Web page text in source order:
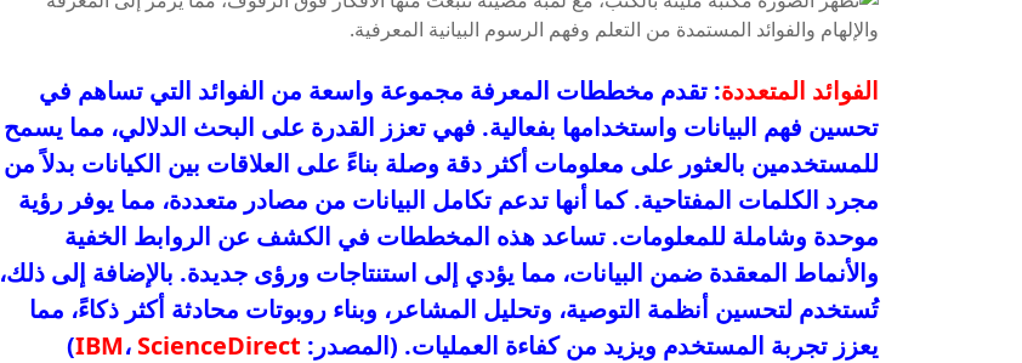
الفوائد المتعددة: تقدم مخططات المعرفة مجموعة واسعة من الفوائد التي تساهم في
تحسين فهم البيانات واستخدامها بفعالية. فهي تعزز القدرة على البحث الدلالي، مما يسمح
للمستخدمين بالعثور على معلومات أكثر دقة وصلة بناءً على العلاقات بين الكيانات بدلاً من
مجرد الكلمات المفتاحية. كما أنها تدعم تكامل البيانات من مصادر متعددة، مما يوفر رؤية
موحدة وشاملة للمعلومات. تساعد هذه المخططات في الكشف عن الروابط الخفية
والأنماط المعقدة ضمن البيانات، مما يؤدي إلى استنتاجات ورؤى جديدة. بالإضافة إلى ذلك،
تُستخدم لتحسين أنظمة التوصية، وتحليل المشاعر، وبناء روبوتات محادثة أكثر ذكاءً، مما
يعزز تجربة المستخدم ويزيد من كفاءة العمليات. (المصدر:
IBM، ScienceDirect
)